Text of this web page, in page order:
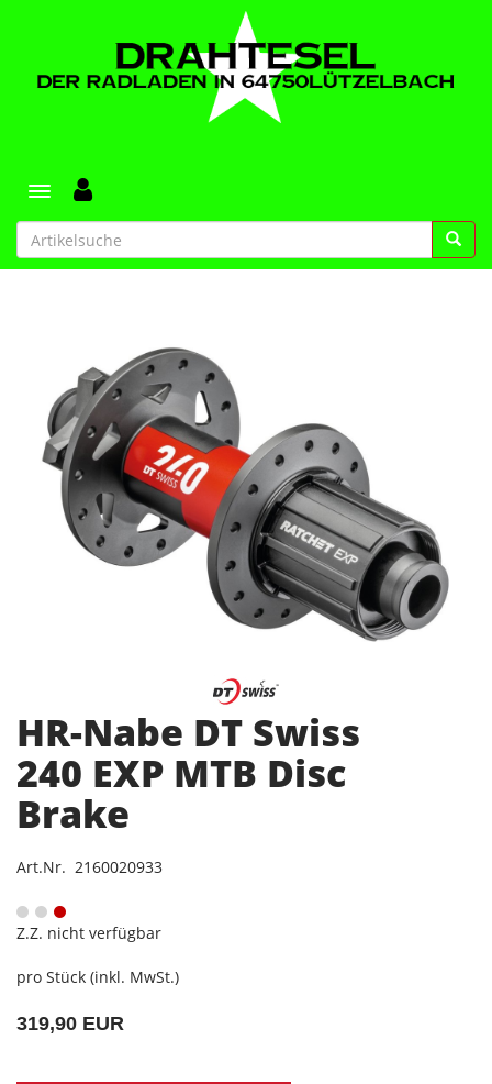
Toggle navigation
HR-Nabe DT Swiss
240 EXP MTB Disc
Brake
Art.Nr. 2160020933
Z.Z. nicht verfügbar
pro Stück (inkl. MwSt.)
319,90 EUR